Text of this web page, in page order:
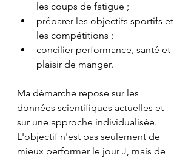
les coups de fatigue ;
préparer les objectifs sportifs et
les compétitions ;
concilier performance, santé et
plaisir de manger.
Ma démarche repose sur les
données scientifiques actuelles et
sur une approche individualisée.
L'objectif n'est pas seulement de
mieux performer le jour J, mais de